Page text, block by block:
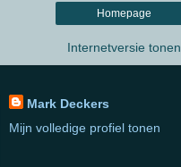
Homepage
Internetversie tonen
Mark Deckers
Mijn volledige profiel tonen